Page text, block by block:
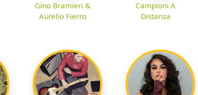
Gino Bramieri &
Aurelio Fierro
Campioni A
Distanza